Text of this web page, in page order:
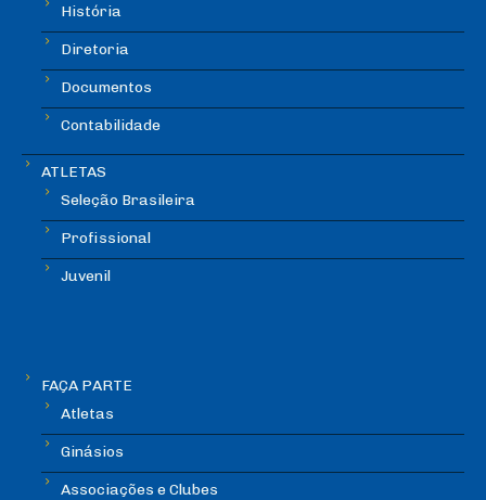
História
Diretoria
Documentos
Contabilidade
ATLETAS
Seleção Brasileira
Profissional
Juvenil
FAÇA PARTE
Atletas
Ginásios
Associações e Clubes